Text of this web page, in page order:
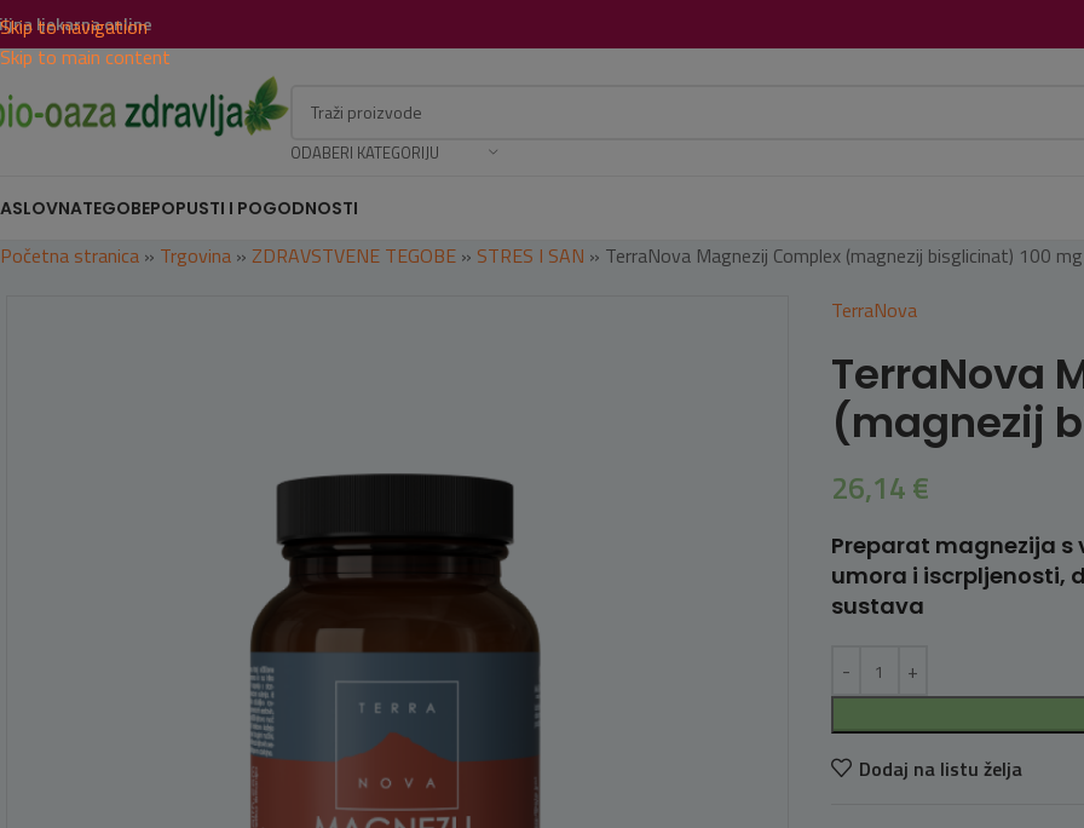
Skip to navigation
Skip to main content
ljekarna online
ODABERI KATEGORIJU
TEGOBEPOPUSTI I POGODNOSTI
Početna stranica » Trgovina » ZDRAVSTVENE TEGOBE » STRES I SAN » TerraNova Magnezij Complex (magnezij bisglicinat) 100 mg
TerraNova
TerraNova
(magnezij
26,14€
Preparat magnezija s
umora i iscrpljenosti,
sustava
Dodaj na listu želja